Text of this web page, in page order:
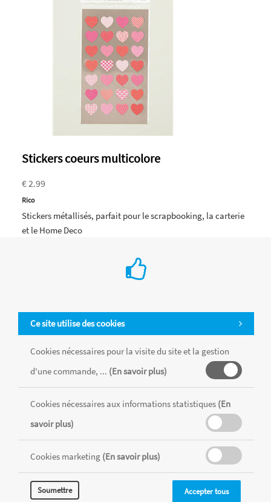
Stickers coeurs multicolore
€ 2.99
Rico
Stickers métallisés, parfait pour le scrapbooking, la carterie
et le Home Deco
Ce site utilise des cookies
Cookies nécessaires pour la visite du site et la gestion
d'une commande, ... (En savoir plus)
Cookies nécessaires aux informations statistiques (En
savoir plus)
Cookies marketing (En savoir plus)
Soumettre Accepter tous